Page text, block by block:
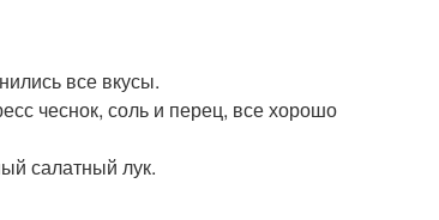
все вкусы.
чеснок, соль и перец, все хорошо
салатный лук.